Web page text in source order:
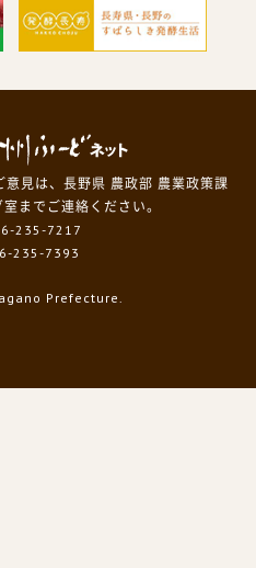
意見は、長野県 農政部 農業政策課
までご連絡ください。
235-7217
235-7393
Prefecture.